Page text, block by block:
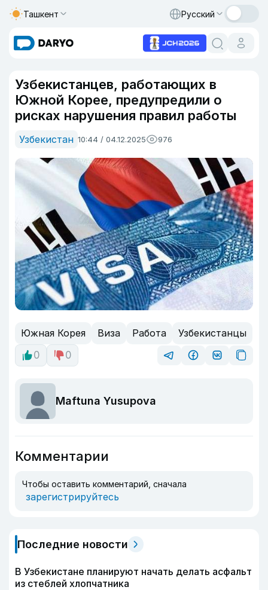
Ташкент Русский
Узбекистанцев, работающих в
Южной Корее, предупредили о
рисках нарушения правил работы
Узбекистан 10:44 / 04.12.2025 976
Южная Корея Виза Работа
Узбекистанцы
0
0
Maftuna Yusupova
Комментарии
Чтобы оставить комментарий, сначала
зарегистрируйтесь
Последние новости
В Узбекистане планируют начать делать асфальт
из стеблей хлопчатника